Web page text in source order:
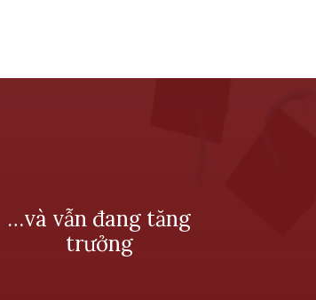
…và vẫn đang tăng
trưởng